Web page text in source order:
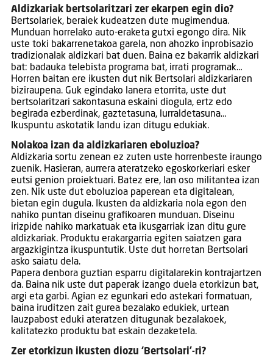
Aldizkariak bertsolaritzari zer ekarpen egin dio?
Bertsolariek, beraiek kudeatzen dute mugimendua.
Munduan horrelako auto-eraketa gutxi egongo dira. Nik
uste toki bakarrenetakoa garela, non ahozko inprobisazio
tradizionalak aldizkari bat duen. Baina ez bakarrik aldizkari
bat: badauka telebista programa bat, irrati programak…
Horren baitan ere ikusten dut nik Bertsolari aldizkariaren
biziraupena. Guk egindako lanera etorrita, uste dut
bertsolaritzari sakontasuna eskaini diogula, ertz edo
begirada ezberdinak, gaztetasuna, lurraldetasuna…
Ikuspuntu askotatik landu izan ditugu edukiak.
Nolakoa izan da aldizkariaren eboluzioa?
Aldizkaria sortu zenean ez zuten uste horrenbeste iraungo
zuenik. Hasieran, aurrera ateratzeko egoskorkeriari esker
eutsi genion proiektuari. Batez ere, lan oso militantea izan
zen. Nik uste dut eboluzioa paperean eta digitalean,
bietan egin dugula. Ikusten da aldizkaria nola egon den
nahiko puntan diseinu grafikoaren munduan. Diseinu
irizpide nahiko markatuak eta ikusgarriak izan ditu gure
aldizkariak. Produktu erakargarria egiten saiatzen gara
argazkigintza ikuspuntutik. Uste dut horretan Bertsolari
asko saiatu dela.
Papera denbora guztian esparru digitalarekin kontrajartzen
da. Baina nik uste dut paperak izango duela etorkizun bat,
argi eta garbi. Agian ez egunkari edo astekari formatuan,
baina iruditzen zait gurea bezalako edukiek, urtean
lauzpabost eduki ateratzen ditugunak bezalakoek,
kalitatezko produktu bat eskain dezaketela.
Zer etorkizun ikusten diozu ‘Bertsolari’-ri?